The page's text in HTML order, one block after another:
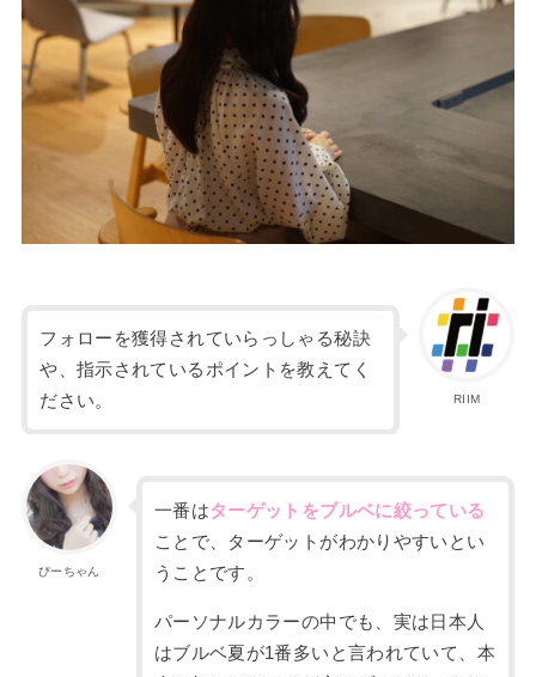
RIIM
フォローを獲得されていらっしゃる秘訣
や、 指示されているポイントを教えてく
ださい。
ぴーちゃん
一番はターゲットをブルベに絞っている
ことで、ターゲットがわかりやすいとい
うことです。
パーソナルカラーの中でも、実は日本人
はブルベ夏が1番多いと言われていて、本